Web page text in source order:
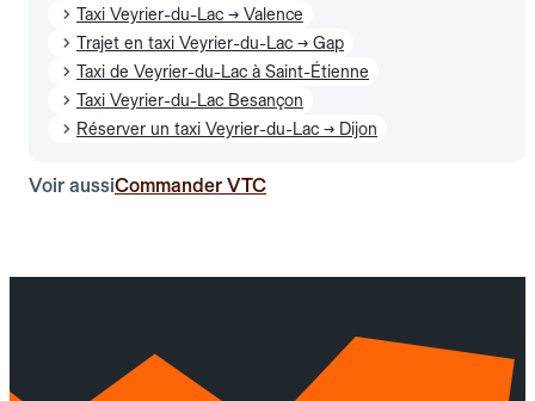
Taxi Veyrier-du-Lac → Valence
Trajet en taxi Veyrier-du-Lac → Gap
Taxi de Veyrier-du-Lac à Saint-Étienne
Taxi Veyrier-du-Lac Besançon
Réserver un taxi Veyrier-du-Lac → Dijon
Voir aussiCommander VTC